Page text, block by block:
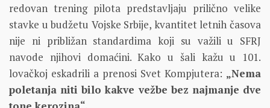
redovan trening pilota predstavljaju prilično velike
stavke u budžetu Vojske Srbije, kvantitet letnih časova
nije ni približan standardima koji su važili u SFRJ
navode njihovi domaćini. Kako u šali kažu u 101.
lovačkoj eskadrili a prenosi Svet Kompjutera: „Nema
poletanja niti bilo kakve vežbe bez najmanje dve